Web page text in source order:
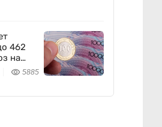
462
на
5885